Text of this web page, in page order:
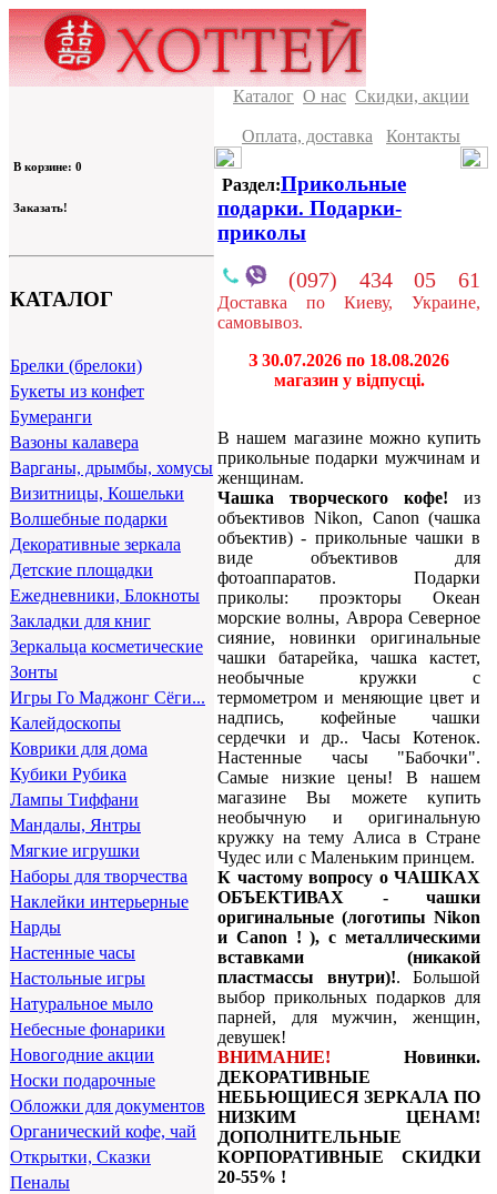
В корзине: 0
Заказать!
КАТАЛОГ
Брелки (брелоки)
Букеты из конфет
Бумеранги
Вазоны калавера
Варганы, дрымбы, хомусы
Визитницы, Кошельки
Волшебные подарки
Декоративные зеркала
Детские площадки
Ежедневники, Блокноты
Закладки для книг
Зеркальца косметические
Зонты
Игры Го Маджонг Сёги...
Калейдоскопы
Коврики для дома
Кубики Рубика
Лампы Тиффани
Мандалы, Янтры
Мягкие игрушки
Наборы для творчества
Наклейки интерьерные
Нарды
Настенные часы
Настольные игры
Натуральное мыло
Небесные фонарики
Новогодние акции
Носки подарочные
Обложки для документов
Органический кофе, чай
Открытки, Сказки
Пеналы
Каталог О нас Скидки, акции
Оплата, доставка Контакты
Раздел:Прикольные
подарки. Подарки-
приколы
(097) 434 05 61
Доставка по Киеву, Украине,
самовывоз.
З 30.07.2026 по 18.08.2026
магазин у відпусці.
В нашем магазине можно купить
прикольные подарки мужчинам и
женщинам.
Чашка творческого кофе! из
объективов Nikon, Canon (чашка
объектив) - прикольные чашки в
виде объективов для
фотоаппаратов. Подарки
приколы: проэкторы Океан
морские волны, Аврора Северное
сияние, новинки оригинальные
чашки батарейка, чашка кастет,
необычные кружки с
термометром и меняющие цвет и
надпись, кофейные чашки
сердечки и др.. Часы Котенок.
Настенные часы "Бабочки".
Самые низкие цены! В нашем
магазине Вы можете купить
необычную и оригинальную
кружку на тему Алиса в Стране
Чудес или с Маленьким принцем.
К частому вопросу о ЧАШКАХ
ОБЪЕКТИВАХ - чашки
оригинальные (логотипы Nikon
и Canon ! ), с металлическими
вставками (никакой
пластмассы внутри)!. Большой
выбор прикольных подарков для
парней, для мужчин, женщин,
девушек!
ВНИМАНИЕ! Новинки.
ДЕКОРАТИВНЫЕ
НЕБЬЮЩИЕСЯ ЗЕРКАЛА ПО
НИЗКИМ ЦЕНАМ!
ДОПОЛНИТЕЛЬНЫЕ
КОРПОРАТИВНЫЕ СКИДКИ
20-55% !